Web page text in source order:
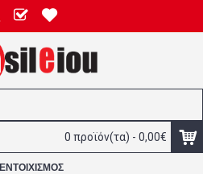
0 προϊόν(τα) - 0,00€
ΕΝΤΟΙΧΙΣΜΟΣ